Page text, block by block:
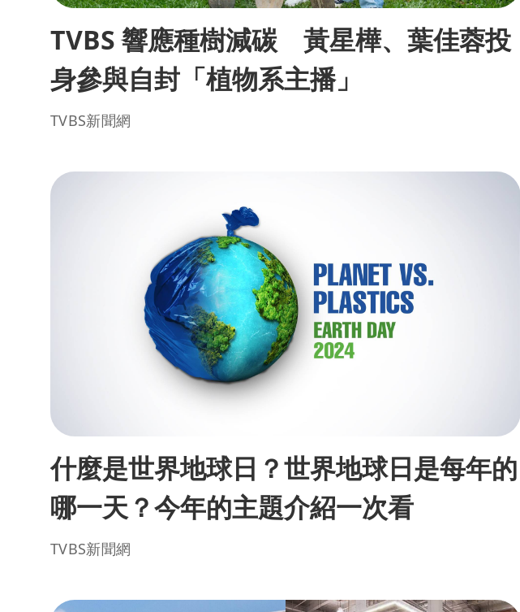
TVBS 響應種樹減碳 黃星樺、葉佳蓉投
身參與自封「植物系主播」
TVBS新聞網
什麼是世界地球日？世界地球日是每年的
哪一天？今年的主題介紹一次看
TVBS新聞網